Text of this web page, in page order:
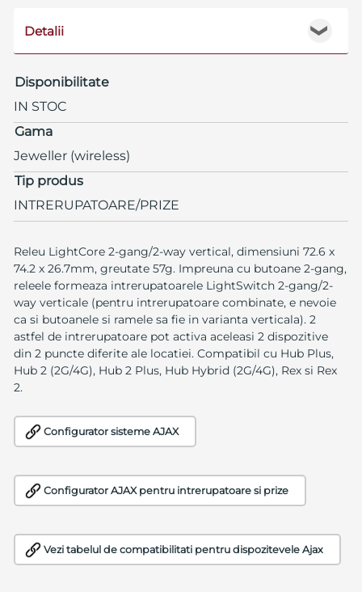
❯
Detalii
Disponibilitate
IN STOC
Gama
Jeweller (wireless)
Tip produs
INTRERUPATOARE/PRIZE
Releu LightCore 2-gang/2-way vertical, dimensiuni 72.6 x
74.2 x 26.7mm, greutate 57g. Impreuna cu butoane 2-gang,
releele formeaza intrerupatoarele LightSwitch 2-gang/2-
way verticale (pentru intrerupatoare combinate, e nevoie
ca si butoanele si ramele sa fie in varianta verticala). 2
astfel de intrerupatoare pot activa aceleasi 2 dispozitive
din 2 puncte diferite ale locatiei. Compatibil cu Hub Plus,
Hub 2 (2G/4G), Hub 2 Plus, Hub Hybrid (2G/4G), Rex si Rex
2.
Configurator sisteme AJAX
Configurator AJAX pentru intrerupatoare si prize
Vezi tabelul de compatibilitati pentru dispozitevele Ajax